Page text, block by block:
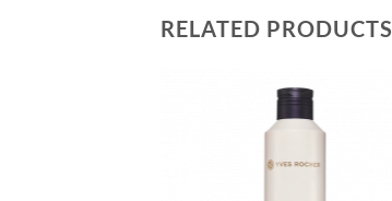
RELATED PRODUCTS